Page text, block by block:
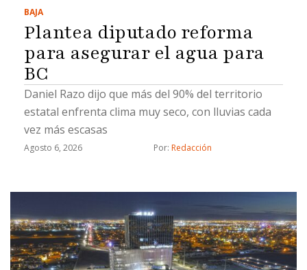
BAJA
Plantea diputado reforma
para asegurar el agua para
BC
Daniel Razo dijo que más del 90% del territorio
estatal enfrenta clima muy seco, con lluvias cada
vez más escasas
Agosto 6, 2026 Por: Redacción